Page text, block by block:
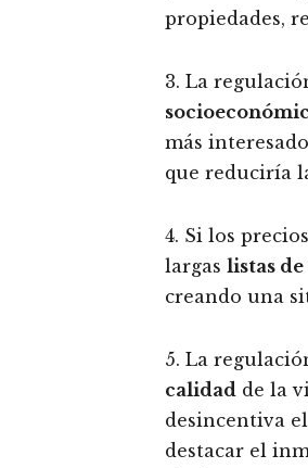
propiedades,
3. La
más
que reduciría
4. Si los
largas listas de
creando una
5. La
calidad de la
desincentiva
destacar el